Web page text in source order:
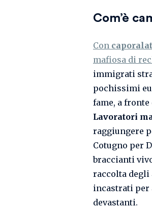
Com’è
Con
mafiosa di
immigrati
pochissimi
fame, a fronte
Lavoratori
raggiungere
Cotugno per
braccianti
raccolta degli
incastrati per
devastanti.